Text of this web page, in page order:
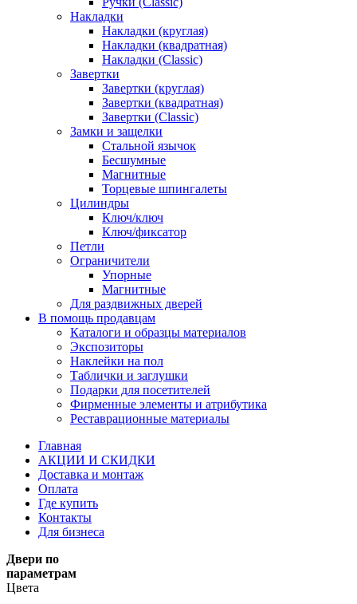
Накладки
Накладки (круглая)
Накладки (квадратная)
Накладки (Classic)
Завертки
Завертки (круглая)
Завертки (квадратная)
Завертки (Classic)
Замки и защелки
Стальной язычок
Бесшумные
Магнитные
Торцевые шпингалеты
Цилиндры
Ключ/ключ
Ключ/фиксатор
Петли
Ограничители
Упорные
Магнитные
Для раздвижных дверей
В помощь продавцам
Каталоги и образцы материалов
Экспозиторы
Наклейки на пол
Таблички и заглушки
Подарки для посетителей
Фирменные элементы и атрибутика
Реставрационные материалы
Главная
АКЦИИ И СКИДКИ
Доставка и монтаж
Оплата
Где купить
Контакты
Для бизнеса
Двери по
параметрам
Цвета